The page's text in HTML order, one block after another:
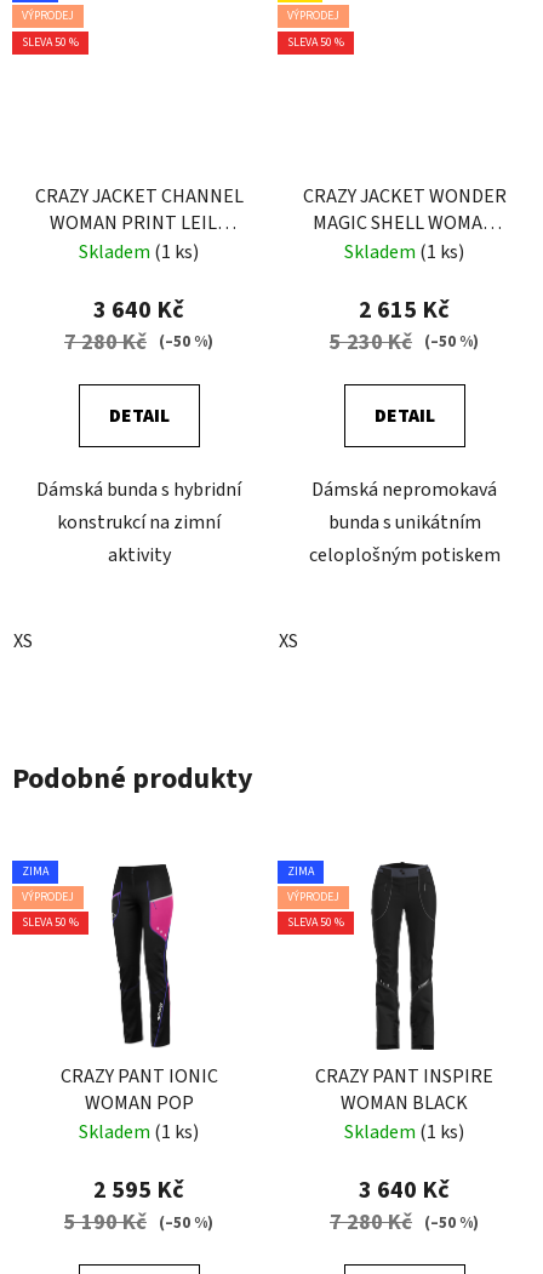
VÝPRODEJ
SLEVA 50 %
CRAZY JACKET CHANNEL
WOMAN PRINT LEILA
BLUE
Skladem (1 ks)
3 640 Kč
7 280 Kč (–50 %)
DETAIL
Dámská bunda s hybridní
konstrukcí na zimní
aktivity
XS
VÝPRODEJ
SLEVA 50 %
CRAZY JACKET WONDER
MAGIC SHELL WOMAN
FALLING FLOWER
Skladem (1 ks)
2 615 Kč
5 230 Kč (–50 %)
DETAIL
Dámská nepromokavá
bunda s unikátním
celoplošným potiskem
XS
Podobné produkty
ZIMA
VÝPRODEJ
SLEVA 50 %
CRAZY PANT IONIC
WOMAN POP
Skladem (1 ks)
2 595 Kč
5 190 Kč (–50 %)
ZIMA
VÝPRODEJ
SLEVA 50 %
CRAZY PANT INSPIRE
WOMAN BLACK
Skladem (1 ks)
3 640 Kč
7 280 Kč (–50 %)